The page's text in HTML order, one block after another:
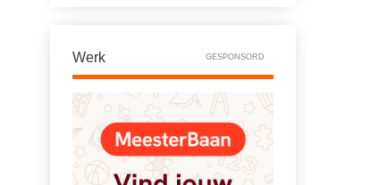
Werk GESPONSORD